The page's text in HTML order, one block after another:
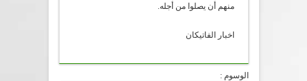
منهم أن يصلوا من أجله.
اخبار الفاتيكان
الوسوم :